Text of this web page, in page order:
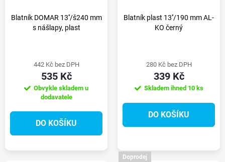
d
u
s
u
Blatník DOMAR 13''/š240 mm
s nášlapy, plast
442 Kč bez DPH
535 Kč
Obvykle skladem u
dodavatele
DO KOŠÍKU
Blatník plast 13''/190 mm AL-
KO černý
280 Kč bez DPH
339 Kč
Skladem ihned 10 ks
DO KOŠÍKU
Doprodej